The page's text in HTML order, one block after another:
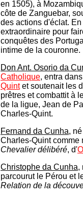
en 1505), à
côte de Zanguebar,
des actions d'éclat.
extraordinaire pour
conquêtes des
intime de la couronne.
Don Ant. Osorio da
Catholique, entra
Quintet soutenait les
prêtres et combattit à
de la ligue, Jean de
Charles-Quint.
Fernand da Cunha,
Charles-Quint comme
Chevalier délibéré, d'
Christophe da Cunha,
parcourut le Pérou et
Relation de la